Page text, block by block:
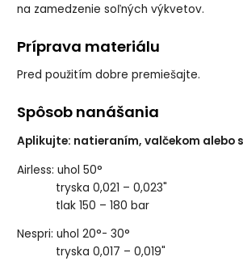
na zamedzenie soľných výkvetov.
Príprava materiálu
Pred použitím dobre premiešajte.
Spôsob nanášania
Aplikujte: natieraním, valčekom alebo
Airless: uhol 50°
tryska 0,021 – 0,023"
tlak 150 – 180 bar
Nespri: uhol 20°- 30°
tryska 0,017 – 0,019"